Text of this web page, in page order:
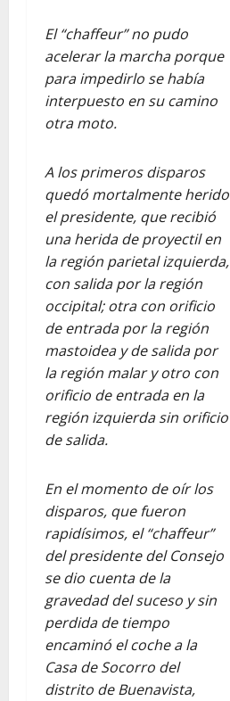
El “chaffeur” no pudo
acelerar la marcha porque
para impedirlo se había
interpuesto en su camino
otra moto.
A los primeros disparos
quedó mortalmente herido
el presidente, que recibió
una herida de proyectil en
la región parietal izquierda,
con salida por la región
occipital; otra con orificio
de entrada por la región
mastoidea y de salida por
la región malar y otro con
orificio de entrada en la
región izquierda sin orificio
de salida.
En el momento de oír los
disparos, que fueron
rapidísimos, el “chaffeur”
del presidente del Consejo
se dio cuenta de la
gravedad del suceso y sin
perdida de tiempo
encaminó el coche a la
Casa de Socorro del
distrito de Buenavista,